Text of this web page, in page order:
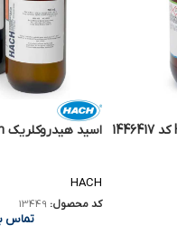
اسید هیدروکلریک Hach کد 13449
HACH
کد محصول: 13449
تماس